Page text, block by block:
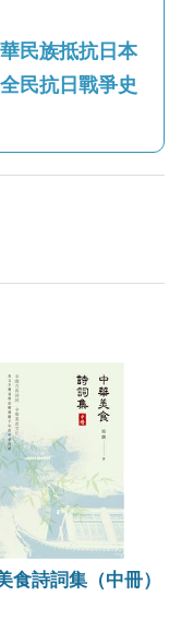
民族抵抗日本
民抗日戰爭史
食詩詞集（中冊）